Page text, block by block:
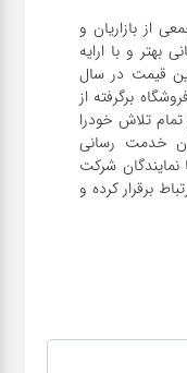
از بازاریان و
و با ارایه
قیمت در سال
برگرفته از
تلاش خودرا
خدمت رسانی
نمایندگان شرکت
برقرار کرده و